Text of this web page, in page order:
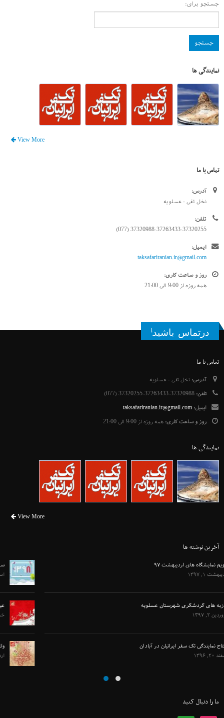
جستجو برای:
نمایندگی ها
View More
تماس با ما
آدرس:
نخل تقی - عسلویه
تلفن:
37320988-37263433-37320255 (077)
ایمیل:
taksafariranian.ir@gmail.com
روز و ساعت کاری:
همه روزه از 9:00 الی 21:00
درتماس باشید!
تماس با ما
آدرس: نخل تقی - عسلویه
تلفن: 37320988-37263433-37320255 (077)
ایمیل: taksafariranian.ir@gmail.com
روز و ساعت کاری: همه روزه از 9:00 الی 21:00
نمایندگی ها
View More
آخرین نوشته ها
سال ۱۳۹۸ مبارک
عید سعید فطر مبارک باد
ولادت حضرت مهدی عج گرامی باد
ما را دنبال کنید